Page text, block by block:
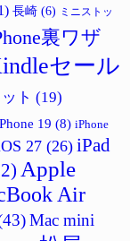
長崎 (6) ミニストッ
裏ワザ
セール
ト (19)
19 (8) iPhone
27 (26) iPad
Apple
Air
Mac mini